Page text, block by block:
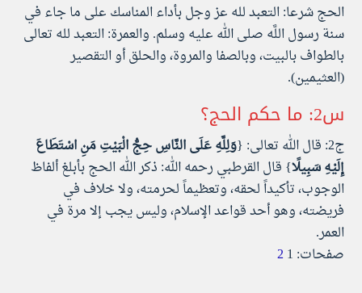
الحج شرعا: التعبد لله عز وجل بأداء المناسك على ما جاء في
سنة رسول اللَّه صلى الله عليه وسلم. والعمرة: التعبد لله تعالى
بالطواف بالبيت، وبالصفا والمروة، والحلق أو التقصير
(العثيمين).
س2: ما حكم الحج؟
ج2: قال الله تعالى: {
وَلِلَّهِ عَلَى النَّاسِ حِجُّ الْبَيْتِ مَنِ اسْتَطَاعَ
إِلَيْهِ سَبِيلًا} قال القرطبي رحمه الله: ذكر الله الحج بأبلغ ألفاظ
الوجوب، تأكيداً لحقه، وتعظيماً لحرمته، ولا خلاف في
فريضته، وهو أحد قواعد الإسلام، وليس يجب إلا مرة في
العمر.
صفحات: 1
2